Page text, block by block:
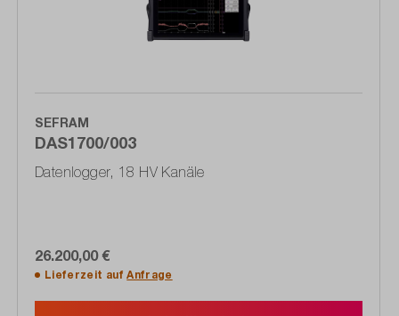
SEFRAM
DAS1700/003
Datenlogger, 18 HV Kanäle
26.200,00 €
Lieferzeit aufAnfrage